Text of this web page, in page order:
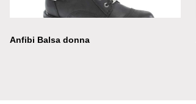
Anfibi Balsa donna